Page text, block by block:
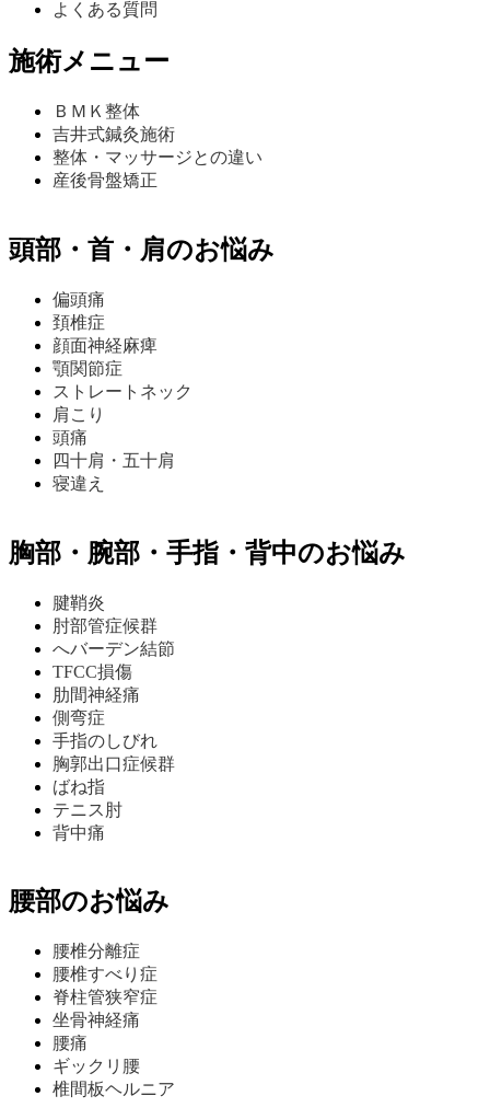
よくある質問
施術メニュー
ＢＭＫ整体
吉井式鍼灸施術
整体・マッサージとの違い
産後骨盤矯正
頭部・首・肩のお悩み
偏頭痛
頚椎症
顔面神経麻痺
顎関節症
ストレートネック
肩こり
頭痛
四十肩・五十肩
寝違え
胸部・腕部・手指・背中のお悩み
腱鞘炎
肘部管症候群
へバーデン結節
TFCC損傷
肋間神経痛
側弯症
手指のしびれ
胸郭出口症候群
ばね指
テニス肘
背中痛
腰部のお悩み
腰椎分離症
腰椎すべり症
脊柱管狭窄症
坐骨神経痛
腰痛
ギックリ腰
椎間板ヘルニア